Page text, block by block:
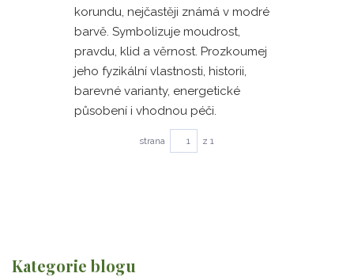
Kategorie blogu
korundu, nejčastěji známá v modré
barvě. Symbolizuje moudrost,
pravdu, klid a věrnost. Prozkoumej
jeho fyzikální vlastnosti, historii,
barevné varianty, energetické
působení i vhodnou péči.
strana z 1